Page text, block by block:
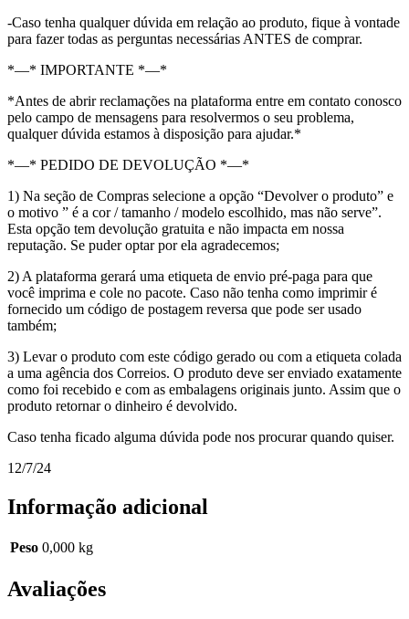
-Caso tenha qualquer dúvida em relação ao produto, fique à vontade
para fazer todas as perguntas necessárias ANTES de comprar.
*—* IMPORTANTE *—*
*Antes de abrir reclamações na plataforma entre em contato conosco
pelo campo de mensagens para resolvermos o seu problema,
qualquer dúvida estamos à disposição para ajudar.*
*—* PEDIDO DE DEVOLUÇÃO *—*
1) Na seção de Compras selecione a opção “Devolver o produto” e
o motivo ” é a cor / tamanho / modelo escolhido, mas não serve”.
Esta opção tem devolução gratuita e não impacta em nossa
reputação. Se puder optar por ela agradecemos;
2) A plataforma gerará uma etiqueta de envio pré-paga para que
você imprima e cole no pacote. Caso não tenha como imprimir é
fornecido um código de postagem reversa que pode ser usado
também;
3) Levar o produto com este código gerado ou com a etiqueta colada
a uma agência dos Correios. O produto deve ser enviado exatamente
como foi recebido e com as embalagens originais junto. Assim que o
produto retornar o dinheiro é devolvido.
Caso tenha ficado alguma dúvida pode nos procurar quando quiser.
12/7/24
Informação adicional
Peso 0,000 kg
Avaliações